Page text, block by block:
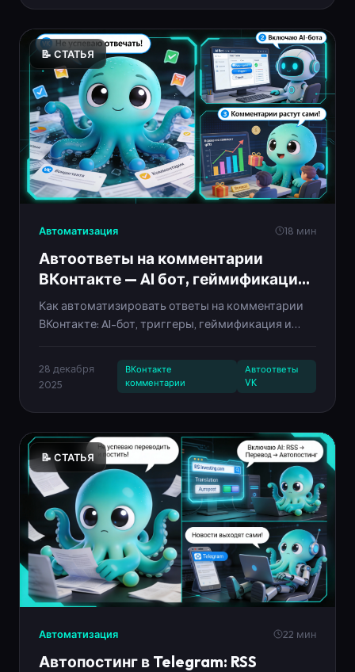
📝 СТАТЬЯ
Автоматизация 18 мин
Автоответы на комментарии
ВКонтакте — AI бот, геймификация
и плюшки 2025
Как автоматизировать ответы на комментарии
ВКонтакте: AI-бот, триггеры, геймификация и
28 декабря
2025
ВКонтакте
комментарии
Автоответы
VK
📝 СТАТЬЯ
Автоматизация 22 мин
Автопостинг в Telegram: RSS